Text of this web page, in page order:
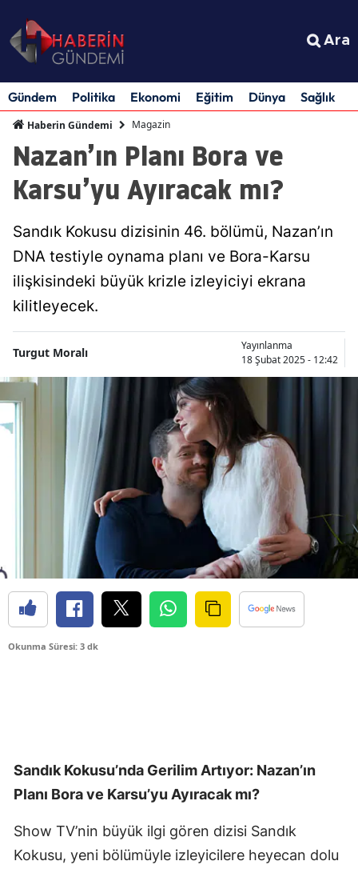
Ara
Gündem Politika Ekonomi Eğitim Dünya Sağlık
Haberin Gündemi Magazin
Nazan’ın Planı Bora ve
Karsu’yu Ayıracak mı?
Sandık Kokusu dizisinin 46. bölümü, Nazan’ın
DNA testiyle oynama planı ve Bora-Karsu
ilişkisindeki büyük krizle izleyiciyi ekrana
kilitleyecek.
Turgut Moralı
Yayınlanma
18 Şubat 2025 - 12:42
Okunma Süresi: 3 dk
Sandık Kokusu’nda Gerilim Artıyor: Nazan’ın
Planı Bora ve Karsu’yu Ayıracak mı?
Show TV’nin büyük ilgi gören dizisi Sandık
Kokusu, yeni bölümüyle izleyicilere heyecan dolu